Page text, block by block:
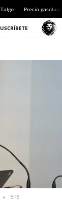
Talgo Precio gasolina
EFE